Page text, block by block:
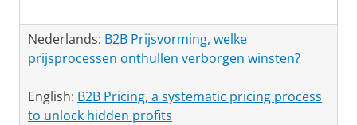
Nederlands: B2B Prijsvorming, welke
prijsprocessen onthullen verborgen winsten?
English: B2B Pricing, a systematic pricing process
to unlock hidden profits